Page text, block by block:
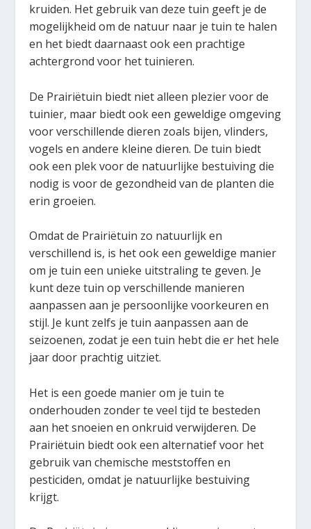
kruiden. Het gebruik van deze tuin geeft je de
mogelijkheid om de natuur naar je tuin te halen
en het biedt daarnaast ook een prachtige
achtergrond voor het tuinieren.
De Prairiëtuin biedt niet alleen plezier voor de
tuinier, maar biedt ook een geweldige omgeving
voor verschillende dieren zoals bijen, vlinders,
vogels en andere kleine dieren. De tuin biedt
ook een plek voor de natuurlijke bestuiving die
nodig is voor de gezondheid van de planten die
erin groeien.
Omdat de Prairiëtuin zo natuurlijk en
verschillend is, is het ook een geweldige manier
om je tuin een unieke uitstraling te geven. Je
kunt deze tuin op verschillende manieren
aanpassen aan je persoonlijke voorkeuren en
stijl. Je kunt zelfs je tuin aanpassen aan de
seizoenen, zodat je een tuin hebt die er het hele
jaar door prachtig uitziet.
Het is een goede manier om je tuin te
onderhouden zonder te veel tijd te besteden
aan het snoeien en onkruid verwijderen. De
Prairiëtuin biedt ook een alternatief voor het
gebruik van chemische meststoffen en
pesticiden, omdat je natuurlijke bestuiving
krijgt.